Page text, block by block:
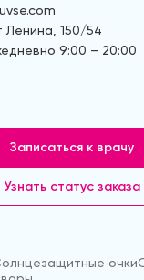
Ленина, 150/54
9:00 – 20:00
Записаться к врачу
Узнать статус заказа
очки